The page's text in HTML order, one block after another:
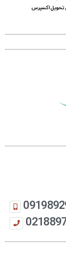
ﺗﺤﻮﯾﻞ اﮐﺴﭙﺮس